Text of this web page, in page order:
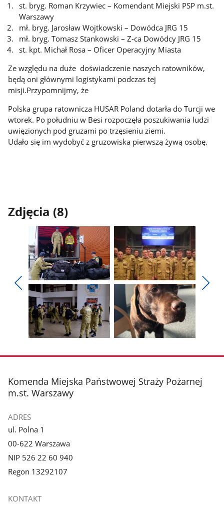
st. bryg. Roman Krzywiec – Komendant Miejski PSP m.st.
Warszawy
mł. bryg. Jarosław Wojtkowski – Dowódca JRG 15
mł. bryg. Tomasz Stankowski – Z-ca Dowódcy JRG 15
st. kpt. Michał Rosa – Oficer Operacyjny Miasta
Ze względu na duże doświadczenie naszych ratowników,
będą oni głównymi logistykami podczas tej
misji.Przypomnijmy, że
Polska grupa ratownicza HUSAR Poland dotarła do Turcji we
wtorek. Po południu w Besi rozpoczęła poszukiwania ludzi
uwięzionych pod gruzami po trzęsieniu ziemi.
Udało się im wydobyć z gruzowiska pierwszą żywą osobę.
Zdjęcia (8)
Pokaż
poprzednie
zdjęcia
Pokaż
zdjęcie
1
z
galerii.
Pokaż
zdjęcie
2
galerii.
zdjęcie
galerii.
zdjęcie
galerii.
stopka
Komenda Miejska Państwowej Straży Pożarnej
m.st. Warszawy
ADRES
ul. Polna 1
00-622 Warszawa
NIP 526 22 60 940
Regon 13292107
KONTAKT